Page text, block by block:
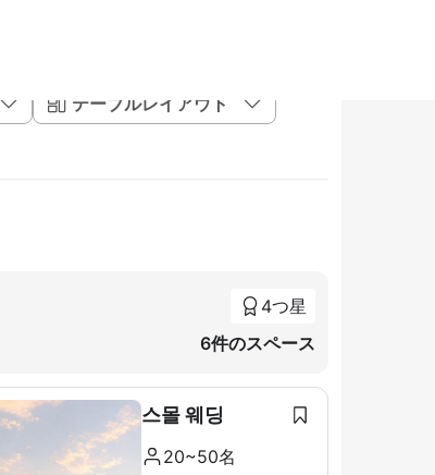
テーブルレイアウト
4つ星
6件のスペース
스몰 웨딩
20~50名